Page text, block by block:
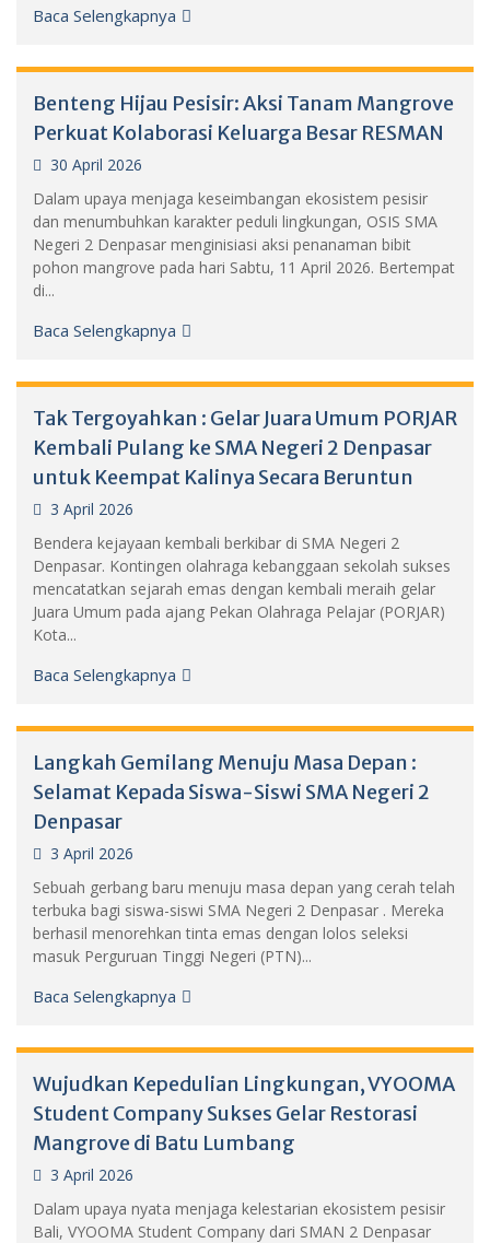
Baca Selengkapnya
Benteng Hijau Pesisir: Aksi Tanam Mangrove
Perkuat Kolaborasi Keluarga Besar RESMAN
30 April 2026
Dalam upaya menjaga keseimbangan ekosistem pesisir
dan menumbuhkan karakter peduli lingkungan, OSIS SMA
Negeri 2 Denpasar menginisiasi aksi penanaman bibit
pohon mangrove pada hari Sabtu, 11 April 2026. Bertempat
di...
Baca Selengkapnya
Tak Tergoyahkan : Gelar Juara Umum PORJAR
Kembali Pulang ke SMA Negeri 2 Denpasar
untuk Keempat Kalinya Secara Beruntun
3 April 2026
Bendera kejayaan kembali berkibar di SMA Negeri 2
Denpasar. Kontingen olahraga kebanggaan sekolah sukses
mencatatkan sejarah emas dengan kembali meraih gelar
Juara Umum pada ajang Pekan Olahraga Pelajar (PORJAR)
Kota...
Baca Selengkapnya
Langkah Gemilang Menuju Masa Depan :
Selamat Kepada Siswa-Siswi SMA Negeri 2
Denpasar
3 April 2026
Sebuah gerbang baru menuju masa depan yang cerah telah
terbuka bagi siswa-siswi SMA Negeri 2 Denpasar . Mereka
berhasil menorehkan tinta emas dengan lolos seleksi
masuk Perguruan Tinggi Negeri (PTN)...
Baca Selengkapnya
Wujudkan Kepedulian Lingkungan, VYOOMA
Student Company Sukses Gelar Restorasi
Mangrove di Batu Lumbang
3 April 2026
Dalam upaya nyata menjaga kelestarian ekosistem pesisir
Bali, VYOOMA Student Company dari SMAN 2 Denpasar